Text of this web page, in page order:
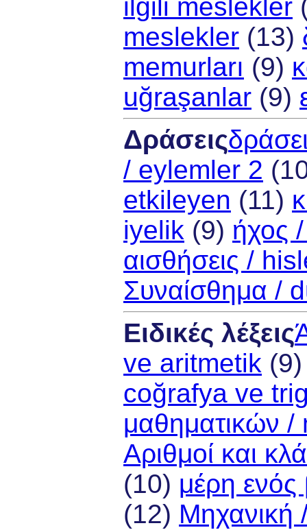
ilgili meslekler
meslekler (13)
memurları (9)
uğraşanlar (9)
Δράσεις
/ eylemler 2
etkileyen (11)
iyelik (9) ήχος
αισθήσεις /
Συναίσθημα /
Ειδικές λέξεις
ve aritmetik
coğrafya ve
μαθηματικών
Αριθμοί και
(10) μέρη ενός
(12) Μηχανική